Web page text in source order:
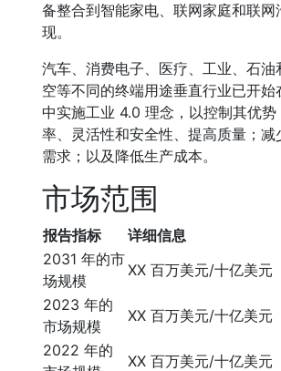
备整合到智能家电、联网家庭和联网
现。
汽车、消费电子、医疗、工业、石油
空等不同的终端用途垂直行业已开始
中实施工业 4.0 理念，以控制其优势
率、灵活性和安全性、提高质量；减
需求；以及降低生产成本。
市场范围
报告指标
详细信息
2031 年的市
场规模
XX 百万美元/十亿美元
2023 年的
市场规模
XX 百万美元/十亿美元
2022 年的
XX 百万美元/十亿美元